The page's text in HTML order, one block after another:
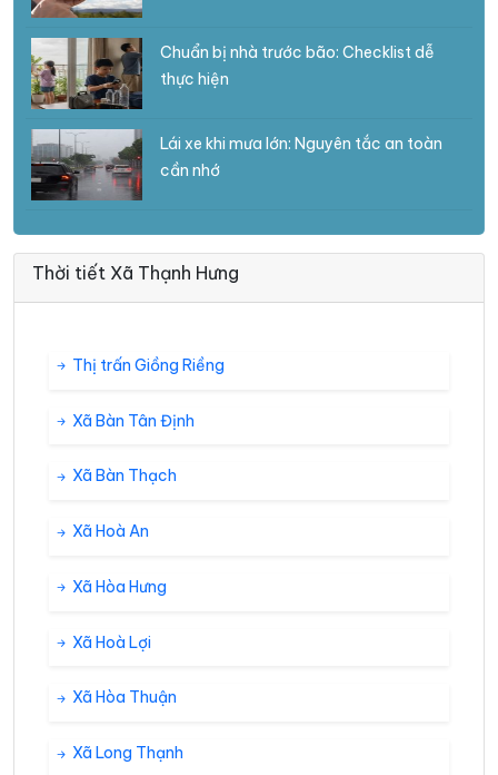
Chuẩn bị nhà trước bão: Checklist dễ
thực hiện
Lái xe khi mưa lớn: Nguyên tắc an toàn
cần nhớ
Thời tiết Xã Thạnh Hưng
Thị trấn Giồng Riềng
Xã Bàn Tân Định
Xã Bàn Thạch
Xã Hoà An
Xã Hòa Hưng
Xã Hoà Lợi
Xã Hòa Thuận
Xã Long Thạnh